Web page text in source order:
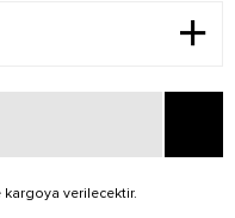
verilecektir.